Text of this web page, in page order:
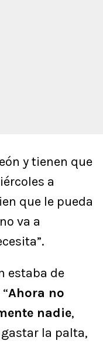
y tienen que
a
que le pueda
va a
estaba de
Ahora no
nadie,
la palta,